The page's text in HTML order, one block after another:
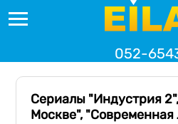
052-
Сериалы "Индустрия
Москве", "Современная